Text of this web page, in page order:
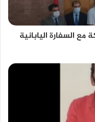
السفارة اليابانية